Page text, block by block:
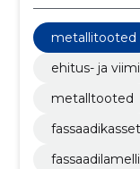
metallitooted
ehitus- ja
metalltooted